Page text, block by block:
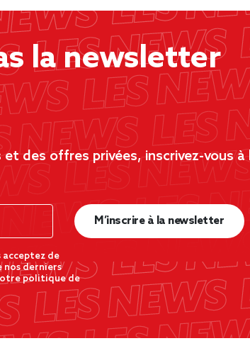
la newsletter
des offres privées, inscrivez-vous à
acceptez de
nos derniers
politique de
M’inscrire à la newsletter